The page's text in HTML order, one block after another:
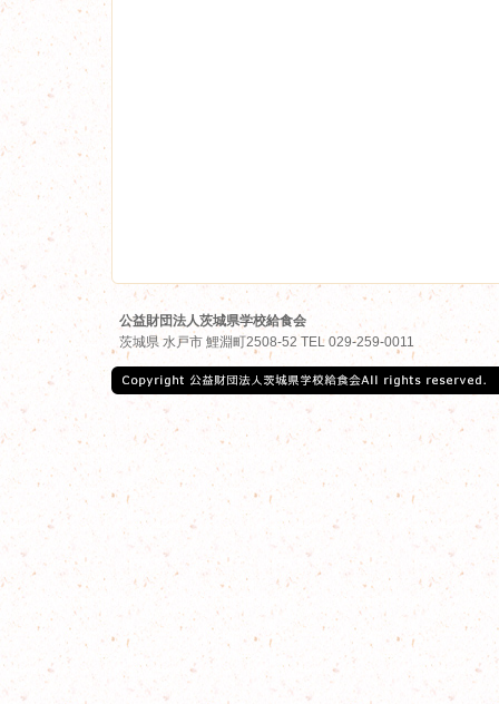
公益財団法人茨城県学校給食会
茨城県 水戸市 鯉淵町2508-52 TEL 029-259-0011